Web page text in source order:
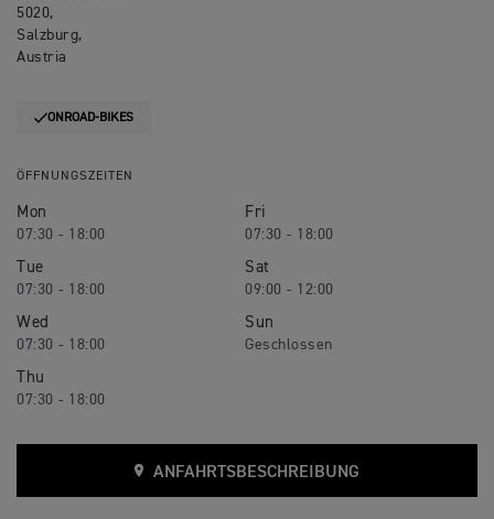
5020,
Salzburg,
Austria
ONROAD-BIKES
ÖFFNUNGSZEITEN
Mon
07:30 - 18:00
Tue
07:30 - 18:00
Wed
07:30 - 18:00
Thu
07:30 - 18:00
Fri
07:30 - 18:00
Sat
09:00 - 12:00
Sun
Geschlossen
ANFAHRTSBESCHREIBUNG